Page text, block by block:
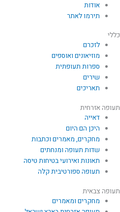
אודות
תירמו לאתר
כללי
לזכרם
מוזיאונים ואוספים
ספרות תעופתית
שירים
תאריכים
תעופה אזרחית
דאייה
היכן הם היום
מחקרים, מאמרים וכתבות
שדות תעופה ומנחתים
תאונות ואירועי בטיחות טיסה
תעופה ספורטיבית קלה
תעופה צבאית
מחקרים ומאמרים